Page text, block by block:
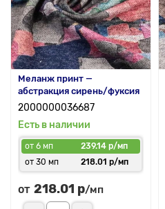
Меланж принт —
абстракция сирень/фуксия
2000000036687
Есть в наличии
от 6 мп
239.14 р/мп
от 30 мп
218.01 р/мп
от 218.01 р/мп